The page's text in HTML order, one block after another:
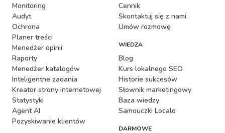
Monitoring
Audyt
Ochrona
Planer treści
Menedżer opinii
Raporty
Menedżer katalogów
Inteligentne zadania
Kreator strony internetowej
Statystyki
Agent AI
Pozyskiwanie klientów
Cennik
Skontaktuj się z nami
Umów rozmowę
WIEDZA
Blog
Kurs lokalnego SEO
Historie sukcesów
Słownik marketingowy
Baza wiedzy
Samouczki Localo
DARMOWE